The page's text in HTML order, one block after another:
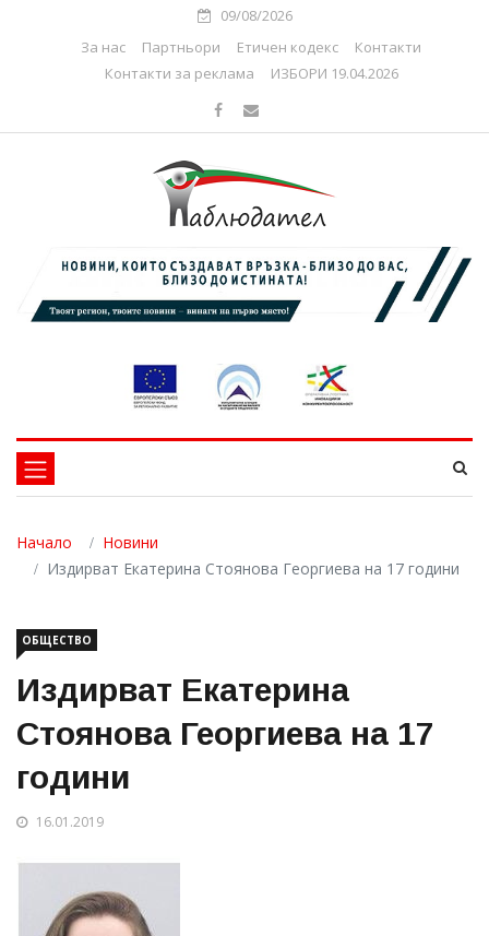
09/08/2026
За нас
Партньори Етичен кодекс
Контакти
Контакти за реклама
ИЗБОРИ 19.04.2026
Начало
Новини
Издирват Екатерина Стоянова Георгиева на 17 години
ОБЩЕСТВО
Издирват Екатерина
Стоянова Георгиева на 17
години
16.01.2019